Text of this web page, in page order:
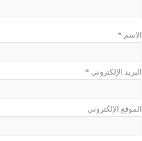
الاسم *
البريد الإلكتروني *
الموقع الإلكتروني